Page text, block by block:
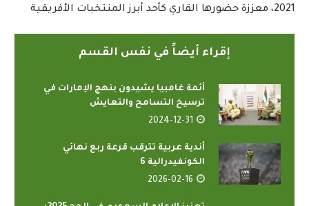
2021، معززة حضورها القاري كأحد أبرز المنتخبات الأفريقية
إقراء أيضاً في نفس القسم
أئمة غامبيا يشيدون بنهج الإمارات في
ترسيخ التسامح والتعايش
2024-12-31
أندية عربية تترقب قرعة ربع نهائي
الكونفيدرالية 6
2026-02-16